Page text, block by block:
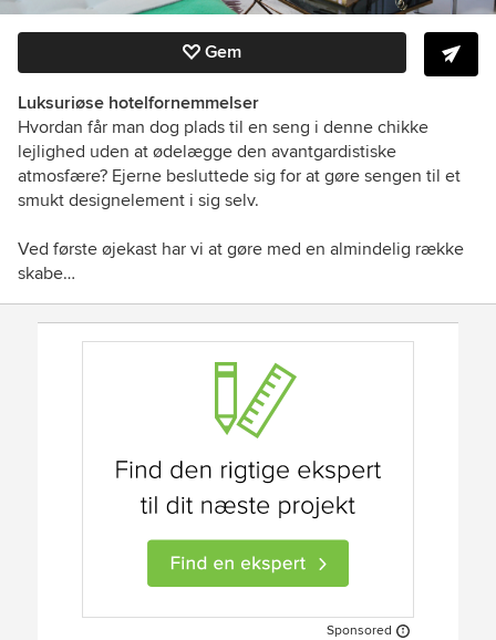
Gem
Luksuriøse hotelfornemmelser
Hvordan får man dog plads til en seng i denne chikke
lejlighed uden at ødelægge den avantgardistiske
atmosfære? Ejerne besluttede sig for at gøre sengen til et
smukt designelement i sig selv.
Ved første øjekast har vi at gøre med en almindelig række
skabe…
Sponsored